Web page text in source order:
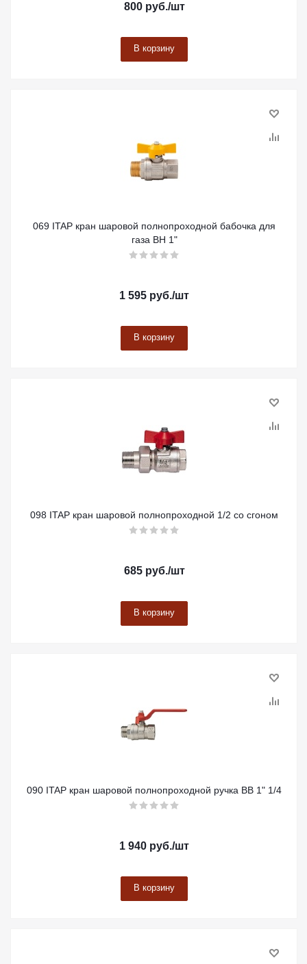
800руб./шт
В корзину
069 ITAP кран шаровой полнопроходной бабочка для
газа ВН 1"
1 595 руб./шт
В корзину
098 ITAP кран шаровой полнопроходной 1/2 со сгоном
685руб./шт
В корзину
090 ITAP кран шаровой полнопроходной ручка ВВ 1" 1/4
1 940 руб./шт
В корзину